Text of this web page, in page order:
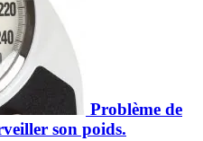
Problème de
son poids.